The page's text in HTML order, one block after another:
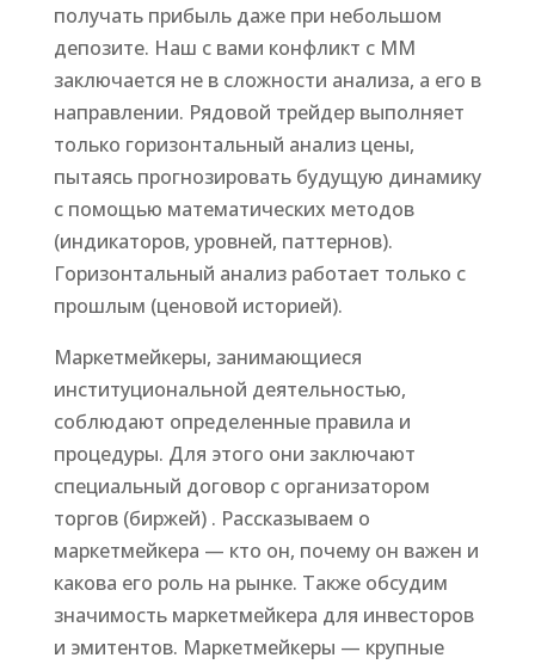
получать прибыль даже при небольшом
депозите. Наш с вами конфликт с ММ
заключается не в сложности анализа, а его в
направлении. Рядовой трейдер выполняет
только горизонтальный анализ цены,
пытаясь прогнозировать будущую динамику
с помощью математических методов
(индикаторов, уровней, паттернов).
Горизонтальный анализ работает только с
прошлым (ценовой историей).
Маркетмейкеры, занимающиеся
институциональной деятельностью,
соблюдают определенные правила и
процедуры. Для этого они заключают
специальный договор с организатором
торгов (биржей) . Рассказываем о
маркетмейкера — кто он, почему он важен и
какова его роль на рынке. Также обсудим
значимость маркетмейкера для инвесторов
и эмитентов. Маркетмейкеры — крупные